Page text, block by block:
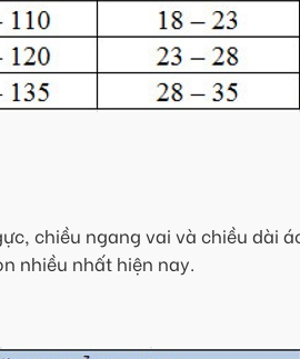
chiều ngang vai và chiều dài
nhiều nhất hiện nay.